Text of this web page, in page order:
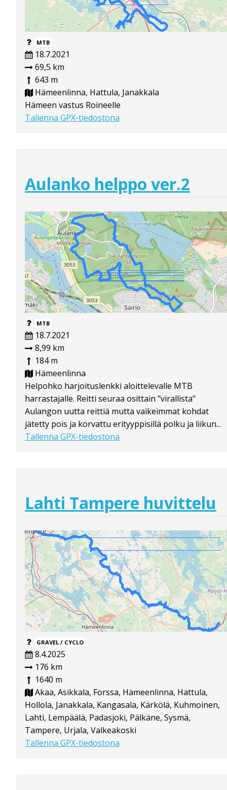
MTB
18.7.2021
69,5 km
643 m
Hämeenlinna, Hattula, Janakkala
Hämeen vastus Roineelle
Tallenna GPX-tiedostona
Aulanko helppo ver.2
MTB
18.7.2021
8,99 km
184 m
Hämeenlinna
Helpohko harjoituslenkki aloittelevalle MTB
harrastajalle. Reitti seuraa osittain "virallista"
Aulangon uutta reittiä mutta vaikeimmat kohdat
jätetty pois ja korvattu erityyppisillä polku ja liikun...
Tallenna GPX-tiedostona
Lahti Tampere huvittelu
GRAVEL / CYCLO
8.4.2025
176 km
1640 m
Akaa, Asikkala, Forssa, Hämeenlinna, Hattula,
Hollola, Janakkala, Kangasala, Kärkölä, Kuhmoinen,
Lahti, Lempäälä, Padasjoki, Pälkäne, Sysmä,
Tampere, Urjala, Valkeakoski
Tallenna GPX-tiedostona